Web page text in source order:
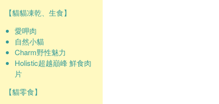
【貓貓凍乾、生食】
愛呷肉
自然小貓
Charm野性魅力
Holistic超越巔峰 鮮食肉
片
【貓零食】